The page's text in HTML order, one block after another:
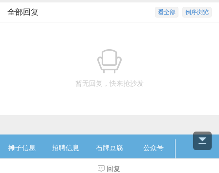
倒序浏览
看全部
全部回复
暂无回复，快来抢沙发
回复
摊子信息 招聘信息 石牌豆腐 公众号
豆腐市场